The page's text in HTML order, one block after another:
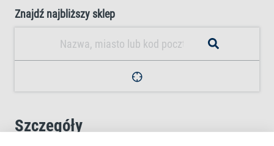
Znajdź najbliższy sklep
Szczegóły